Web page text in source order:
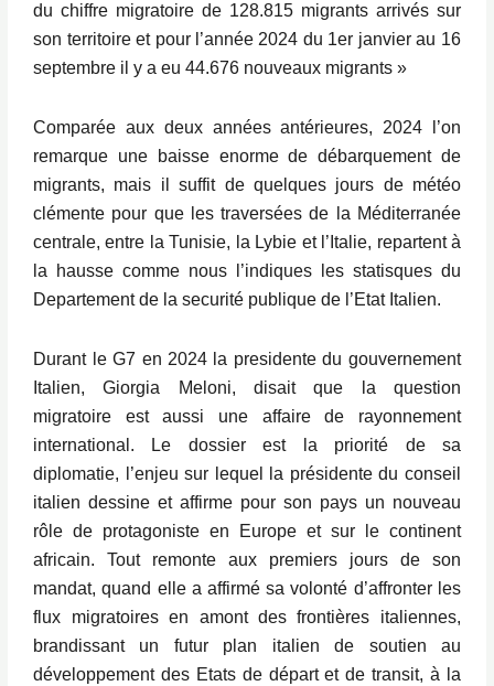
du chiffre migratoire de 128.815 migrants arrivés sur
son territoire et pour l’année 2024 du 1er janvier au 16
septembre il y a eu 44.676 nouveaux migrants »
Comparée aux deux années antérieures, 2024 l’on
remarque une baisse enorme de débarquement de
migrants, mais il suffit de quelques jours de météo
clémente pour que les traversées de la Méditerranée
centrale, entre la Tunisie, la Lybie et l’Italie, repartent à
la hausse comme nous l’indiques les statisques du
Departement de la securité publique de l’Etat Italien.
Durant le G7 en 2024 la presidente du gouvernement
Italien, Giorgia Meloni, disait que la question
migratoire est aussi une affaire de rayonnement
international. Le dossier est la priorité de sa
diplomatie, l’enjeu sur lequel la présidente du conseil
italien dessine et affirme pour son pays un nouveau
rôle de protagoniste en Europe et sur le continent
africain. Tout remonte aux premiers jours de son
mandat, quand elle a affirmé sa volonté d’affronter les
flux migratoires en amont des frontières italiennes,
brandissant un futur plan italien de soutien au
développement des Etats de départ et de transit, à la